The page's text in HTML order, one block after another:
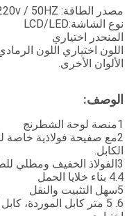
مصدر الطاقة: 220v / 50HZ أو 110v / 60HZ
نوع الشاشة:LCD/LED
المنحدر اختياري
اللون اختياري ‬اللون
الألوان الأخرى.
الوصف:
1منصة لوحة الشطرنج
الكابل.
3الفولاذ الخفيف ومطلي للطاقة
4.4 بناء خلايا الحمل
5سهل التثبيت والنقل
6. 5 متر كابل الموردة،